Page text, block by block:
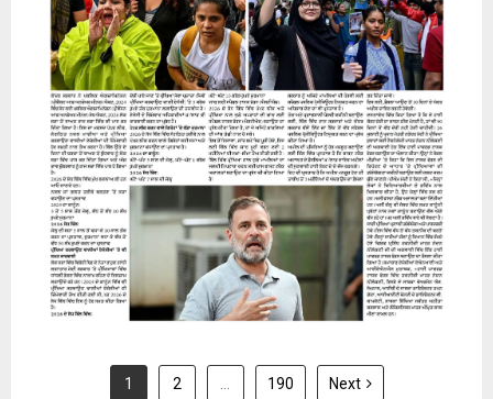
31 July 2026
1 2 … 190 Next